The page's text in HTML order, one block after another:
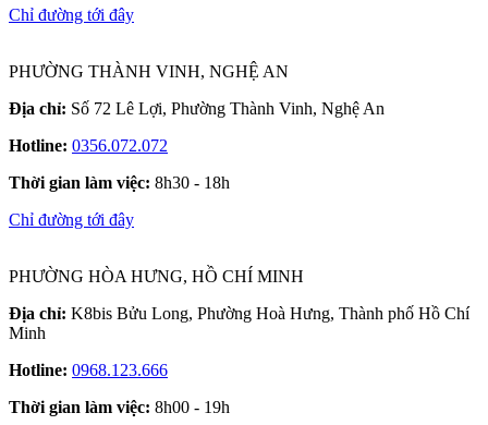
Chỉ đường tới đây
PHƯỜNG THÀNH VINH, NGHỆ AN
Địa chỉ: Số 72 Lê Lợi, Phường Thành Vinh, Nghệ An
Hotline: 0356.072.072
Thời gian làm việc: 8h30 - 18h
Chỉ đường tới đây
PHƯỜNG HÒA HƯNG, HỒ CHÍ MINH
Địa chỉ: K8bis Bửu Long, Phường Hoà Hưng, Thành phố Hồ Chí
Minh
Hotline: 0968.123.666
Thời gian làm việc: 8h00 - 19h